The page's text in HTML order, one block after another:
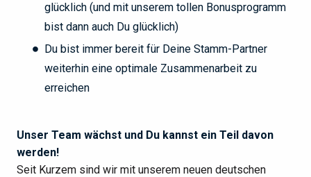
glücklich (und mit unserem tollen Bonusprogramm
bist dann auch Du glücklich)
Du bist immer bereit für Deine Stamm-Partner
weiterhin eine optimale Zusammenarbeit zu
erreichen
Unser Team wächst und Du kannst ein Teil davon
werden!
Seit Kurzem sind wir mit unserem neuen deutschen